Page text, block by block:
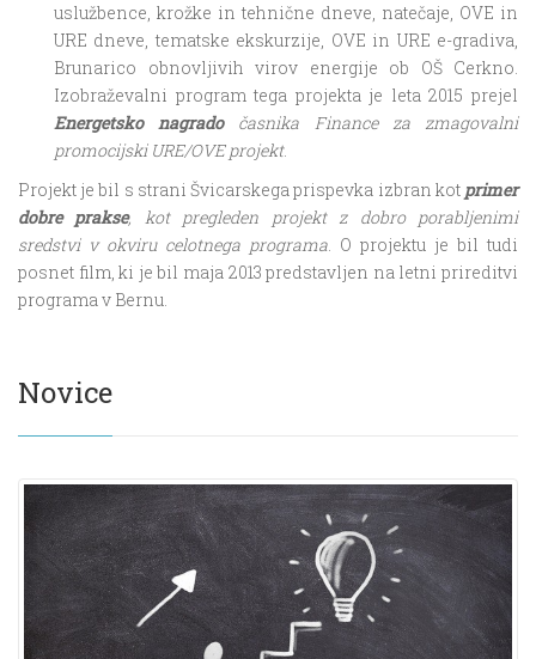
uslužbence, krožke in tehnične dneve, natečaje, OVE in
URE dneve, tematske ekskurzije, OVE in URE e-gradiva,
Brunarico obnovljivih virov energije ob OŠ Cerkno.
Izobraževalni program tega projekta je leta 2015 prejel
Energetsko nagradočasnika Finance za zmagovalni
promocijski URE/OVE projekt.
Projekt je bil s strani Švicarskega prispevka izbran kot primer
dobre prakse, kot pregleden projekt z dobro porabljenimi
sredstvi v okviru celotnega programa. O projektu je bil tudi
posnet film, ki je bil maja 2013 predstavljen na letni prireditvi
programa v Bernu.
Novice